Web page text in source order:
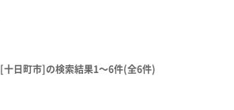
[十日町市]の検索結果1～6件(全6件)